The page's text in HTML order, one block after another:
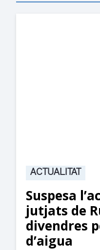
ACTUALITAT
Suspesa
jutjats de
divendres
d’aigua